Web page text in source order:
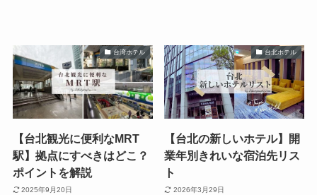
台湾ホテル
【台北観光に便利なMRT
駅】拠点にすべきはどこ？
ポイントを解説
2025年9月20日
台北ホテル
【台北の新しいホテル】開
業年別きれいな宿泊先リス
ト
2026年3月29日